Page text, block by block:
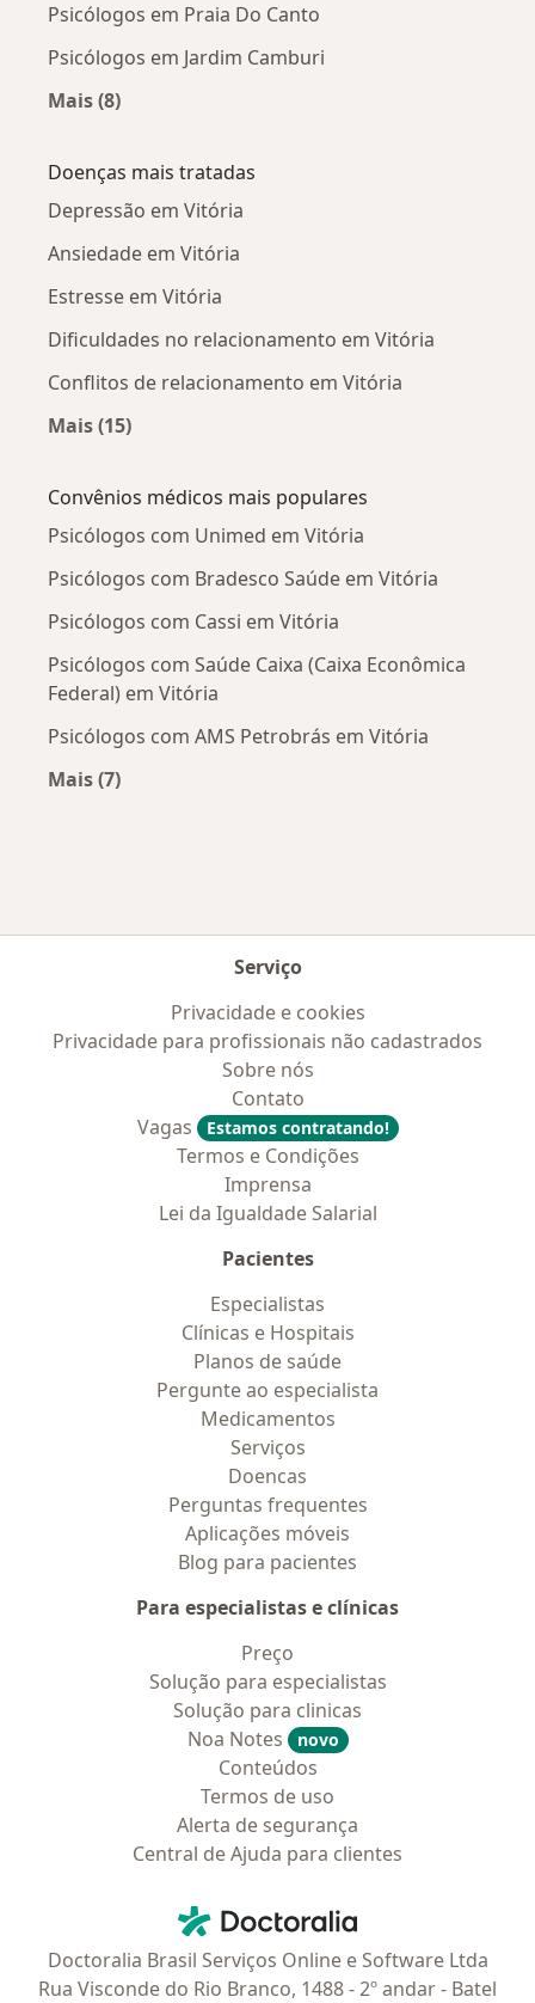
Psicólogos em Praia Do Canto
Psicólogos em Jardim Camburi
Mais (8)
Doenças mais tratadas
Depressão em Vitória
Ansiedade em Vitória
Estresse em Vitória
Dificuldades no relacionamento em Vitória
Conflitos de relacionamento em Vitória
Mais (15)
Convênios médicos mais populares
Psicólogos com Unimed em Vitória
Psicólogos com Bradesco Saúde em Vitória
Psicólogos com Cassi em Vitória
Psicólogos com Saúde Caixa (Caixa Econômica
Federal) em Vitória
Psicólogos com AMS Petrobrás em Vitória
Mais (7)
Serviço
Privacidade e cookies
Privacidade para profissionais não cadastrados
Sobre nós
Contato
Vagas
Estamos contratando!
Termos e Condições
Imprensa
Lei da Igualdade Salarial
Pacientes
Especialistas
Clínicas e Hospitais
Planos de saúde
Pergunte ao especialista
Medicamentos
Serviços
Doencas
Perguntas frequentes
Aplicações móveis
Blog para pacientes
Para especialistas e clínicas
Preço
Solução para especialistas
Solução para clinicas
Noa Notes
novo
Conteúdos
Termos de uso
Alerta de segurança
Central de Ajuda para clientes
Doctoralia - Homepage
Doctoralia Brasil Serviços Online e Software Ltda
Rua Visconde do Rio Branco, 1488 - 2º andar - Batel